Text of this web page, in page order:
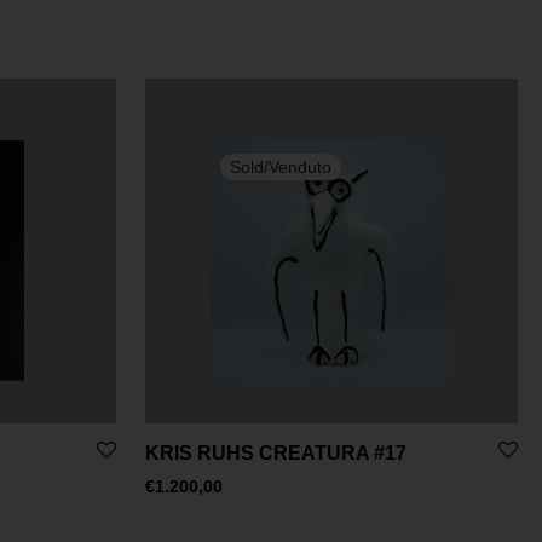
KRIS RUHS CREATURA #17
€1.200,00